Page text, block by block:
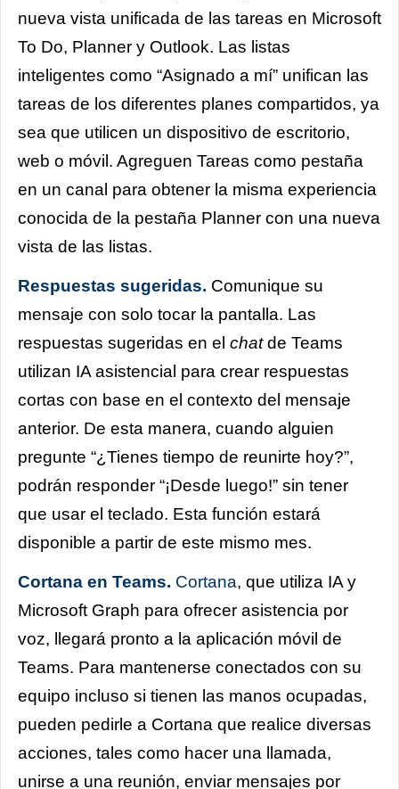
nueva vista unificada de las tareas en Microsoft
To Do, Planner y Outlook. Las listas
inteligentes como “Asignado a mí” unifican las
tareas de los diferentes planes compartidos, ya
sea que utilicen un dispositivo de escritorio,
web o móvil. Agreguen Tareas como pestaña
en un canal para obtener la misma experiencia
conocida de la pestaña Planner con una nueva
vista de las listas.
Respuestas sugeridas. Comunique su
mensaje con solo tocar la pantalla. Las
respuestas sugeridas en el chatde Teams
utilizan IA asistencial para crear respuestas
cortas con base en el contexto del mensaje
anterior. De esta manera, cuando alguien
pregunte “¿Tienes tiempo de reunirte hoy?”,
podrán responder “¡Desde luego!” sin tener
que usar el teclado. Esta función estará
disponible a partir de este mismo mes.
Cortana en Teams. Cortana, que utiliza IA y
Microsoft Graph para ofrecer asistencia por
voz, llegará pronto a la aplicación móvil de
Teams. Para mantenerse conectados con su
equipo incluso si tienen las manos ocupadas,
pueden pedirle a Cortana que realice diversas
acciones, tales como hacer una llamada,
unirse a una reunión, enviar mensajes por